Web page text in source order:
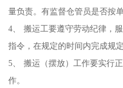
量负责。有监督仓管员是否按
4、 搬运工要遵守劳动纪律，
指令，在规定的时间内完成规定
5、 搬运（摆放）工作要实行
作。